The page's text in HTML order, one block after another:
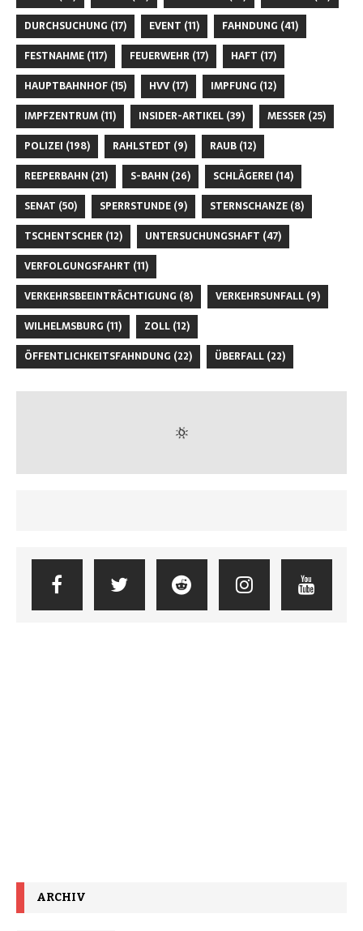
DURCHSUCHUNG (17) EVENT (11) FAHNDUNG (41)
FESTNAHME (117) FEUERWEHR (17) HAFT (17)
HAUPTBAHNHOF (15) HVV (17) IMPFUNG (12)
IMPFZENTRUM (11) INSIDER-ARTIKEL (39) MESSER (25)
POLIZEI (198) RAHLSTEDT (9) RAUB (12)
REEPERBAHN (21) S-BAHN (26) SCHLÄGEREI (14)
SENAT (50) SPERRSTUNDE (9) STERNSCHANZE (8)
TSCHENTSCHER (12) UNTERSUCHUNGSHAFT (47)
VERFOLGUNGSFAHRT (11)
VERKEHRSBEEINTRÄCHTIGUNG (8) VERKEHRSUNFALL (9)
WILHELMSBURG (11) ZOLL (12)
ÖFFENTLICHKEITSFAHNDUNG (22) ÜBERFALL (22)
ARCHIV